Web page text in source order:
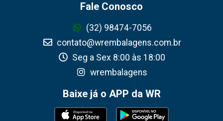
Fale Conosco
(32) 98474-7056
contato@wrembalagens.com.br
Seg a Sex 8:00 às 18:00
wrembalagens
Baixe já o APP da WR